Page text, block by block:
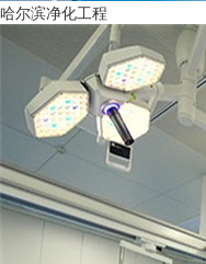
哈尔滨净化工程